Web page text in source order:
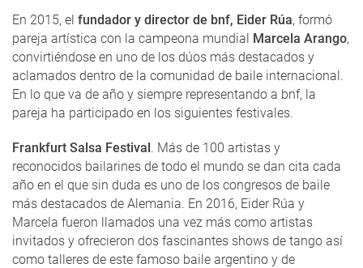
En 2015, el fundador y director de bnf, Eider Rúa, formó
pareja artística con la campeona mundial Marcela Arango,
convirtiéndose en uno de los dúos más destacados y
aclamados dentro de la comunidad de baile internacional.
En lo que va de año y siempre representando a bnf, la
pareja ha participado en los siguientes festivales.
Frankfurt Salsa Festival. Más de 100 artistas y
reconocidos bailarines de todo el mundo se dan cita cada
año en el que sin duda es uno de los congresos de baile
más destacados de Alemania. En 2016, Eider Rúa y
Marcela fueron llamados una vez más como artistas
invitados y ofrecieron dos fascinantes shows de tango así
como talleres de este famoso baile argentino y de